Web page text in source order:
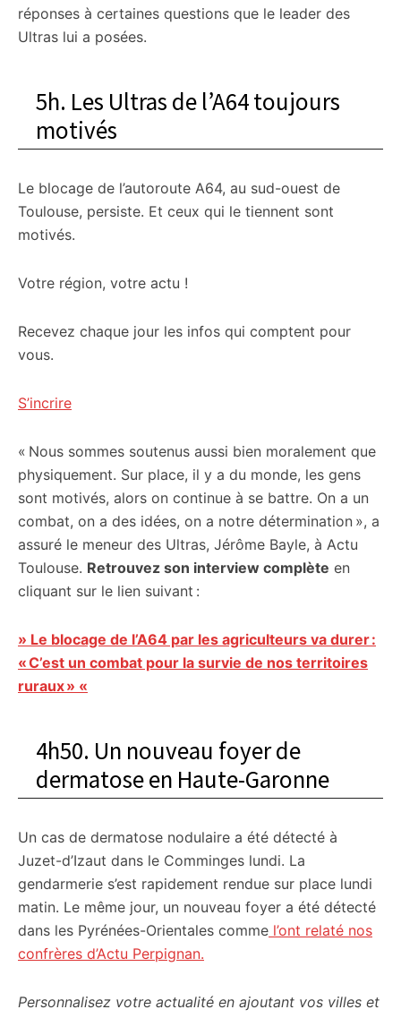
réponses à certaines questions que le leader des
Ultras lui a posées.
5h. Les Ultras de l’A64 toujours
motivés
Le blocage de l’autoroute A64, au sud-ouest de
Toulouse, persiste. Et ceux qui le tiennent sont
motivés.
Votre région, votre actu !
Recevez chaque jour les infos qui comptent pour
vous.
S’incrire
« Nous sommes soutenus aussi bien moralement que
physiquement. Sur place, il y a du monde, les gens
sont motivés, alors on continue à se battre. On a un
combat, on a des idées, on a notre détermination », a
assuré le meneur des Ultras, Jérôme Bayle, à Actu
Toulouse. Retrouvez son interview complète en
cliquant sur le lien suivant :
» Le blocage de l’A64 par les agriculteurs va durer :
« C’est un combat pour la survie de nos territoires
ruraux » «
4h50. Un nouveau foyer de
dermatose en Haute-Garonne
Un cas de dermatose nodulaire a été détecté à
Juzet-d’Izaut dans le Comminges lundi. La
gendarmerie s’est rapidement rendue sur place lundi
matin. Le même jour, un nouveau foyer a été détecté
dans les Pyrénées-Orientales comme l’ont relaté nos
confrères d’Actu Perpignan.
Personnalisez votre actualité en ajoutant vos villes et